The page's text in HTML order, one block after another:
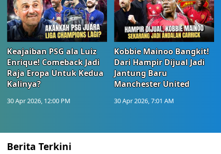
Keajaiban PSG ala Luiz
Enrique! Comeback Jadi
Raja Eropa Untuk Kedua
Kalinya?
30 Apr 2026, 12:00 PM
Kobbie Mainoo Bangkit!
Dari Hampir Dijual Jadi
Jantung Baru
Manchester United
30 Apr 2026, 7:01 AM
Berita Terkini